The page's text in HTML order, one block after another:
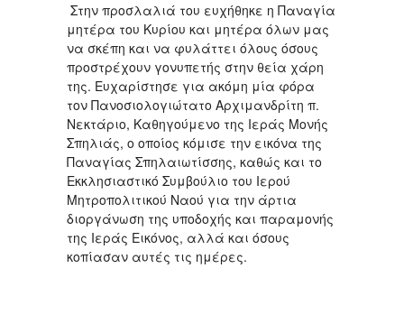
Στην προσλαλιά του ευχήθηκε η Παναγία
μητέρα του Κυρίου και μητέρα όλων μας
να σκέπη και να φυλάττει όλους όσους
προστρέχουν γονυπετής στην θεία χάρη
της. Ευχαρίστησε για ακόμη μία φόρα
τον Πανοσιολογιώτατο Αρχιμανδρίτη π.
Νεκτάριο, Καθηγούμενο της Ιεράς Μονής
Σπηλιάς, ο οποίος κόμισε την εικόνα της
Παναγίας Σπηλαιωτίσσης, καθώς και το
Εκκλησιαστικό Συμβούλιο του Ιερού
Μητροπολιτικού Ναού για την άρτια
διοργάνωση της υποδοχής και παραμονής
της Ιεράς Εικόνος, αλλά και όσους
κοπίασαν αυτές τις ημέρες.